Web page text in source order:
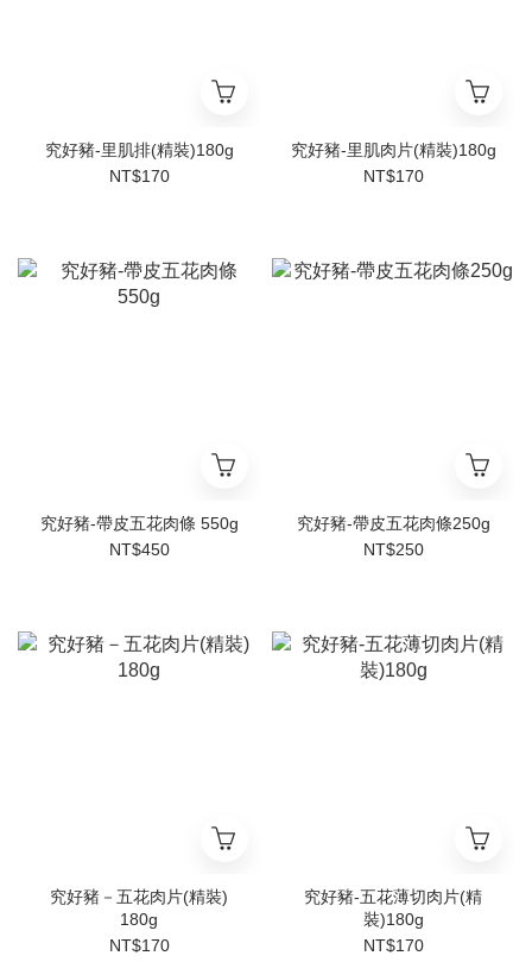
究好豬-里肌排(精裝)180g
NT$170
究好豬-里肌肉片(精裝)180g
NT$170
究好豬-帶皮五花肉條 550g
NT$450
究好豬-帶皮五花肉條250g
NT$250
究好豬－五花肉片(精裝)
180g
NT$170
究好豬-五花薄切肉片(精
裝)180g
NT$170